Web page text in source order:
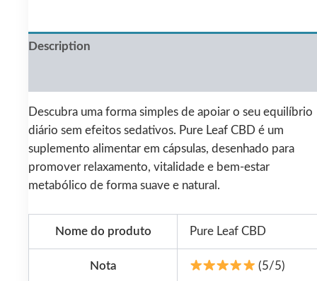
Description
Descubra uma forma simples de apoiar o seu equilíbrio
diário sem efeitos sedativos. Pure Leaf CBD é um
suplemento alimentar em cápsulas, desenhado para
promover relaxamento, vitalidade e bem-estar
metabólico de forma suave e natural.
Nome do produto Pure Leaf CBD
Nota (5/5)